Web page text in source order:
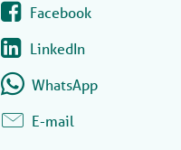
Facebook
LinkedIn
WhatsApp
E-mail